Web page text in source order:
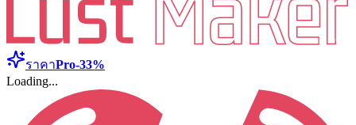
ราคาPro-33%
Loading...